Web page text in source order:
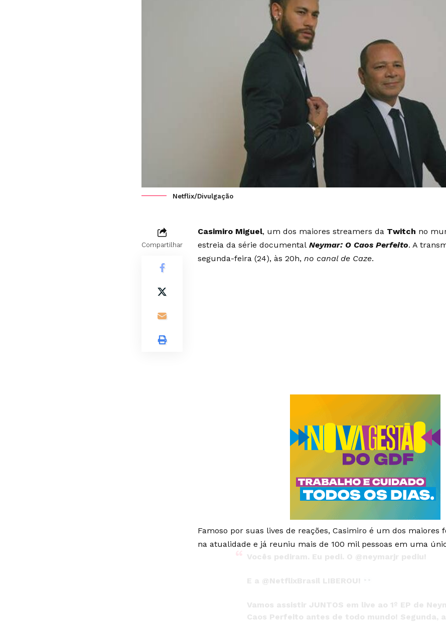
Netflix/Divulgação
Compartilhar
Casimiro Miguel, um dos maiores streamers da Twitch no
estreia da série documental Neymar: O Caos Perfeito. A
segunda-feira (24), às 20h, no canal de Caze.
Famoso por suas lives de reações, Casimiro é um dos maiores
na atualidade e já reuniu mais de 100 mil pessoas em uma
Vocês pediram. Eu pedi. O @neymarjr pediu!
E a @NetflixBrasil LIBEROU!
Vamos assistir JUNTOS em live ao 1º EP de
Caos Perfeito antes de todo mundo! Segunda,